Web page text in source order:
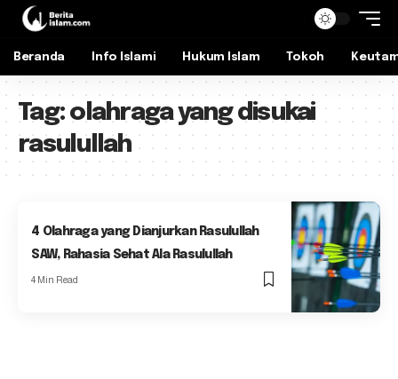
Beranda Info Islami Hukum Islam Tokoh
Tag: olahraga yang disukai
rasulullah
4 Olahraga yang Dianjurkan Rasulullah
SAW, Rahasia Sehat Ala Rasulullah
4 Min Read